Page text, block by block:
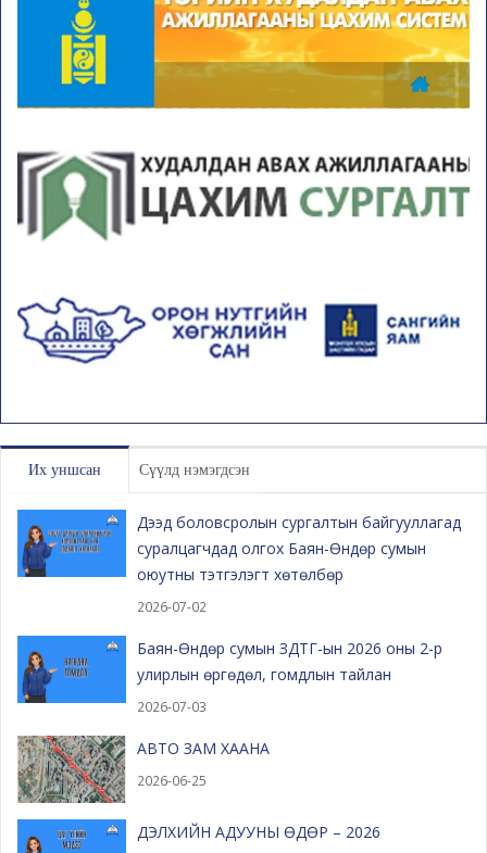
Их уншсан Сүүлд нэмэгдсэн
Дээд боловсролын сургалтын байгууллагад
суралцагчдад олгох Баян-Өндөр сумын
оюутны тэтгэлэгт хөтөлбөр
2026-07-02
Баян-Өндөр сумын ЗДТГ-ын 2026 оны 2-р
улирлын өргөдөл, гомдлын тайлан
2026-07-03
АВТО ЗАМ ХААНА
2026-06-25
ДЭЛХИЙН АДУУНЫ ӨДӨР – 2026